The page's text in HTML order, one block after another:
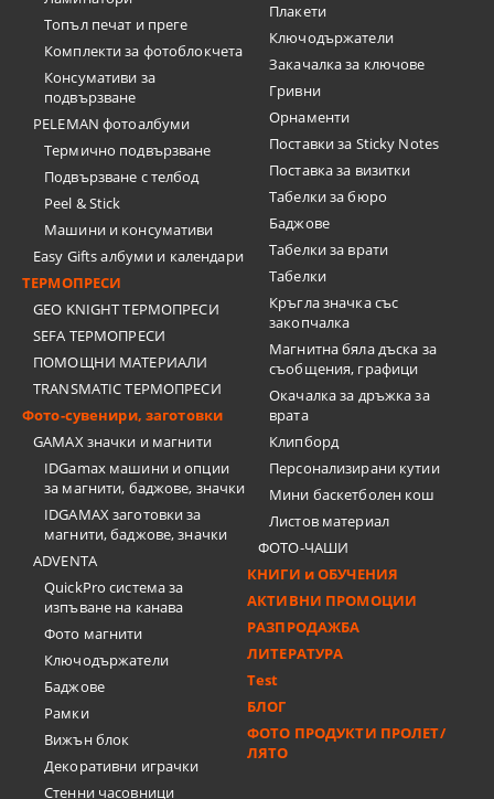
Топъл печат и преге
Комплекти за фотоблокчета
Консумативи за
подвързване
PELEMAN фотоалбуми
Термично подвързване
Подвързване с телбод
Peel & Stick
Машини и консумативи
Easy Gifts албуми и календари
ТЕРМОПРЕСИ
GEO KNIGHT ТЕРМОПРЕСИ
SEFA ТЕРМОПРЕСИ
ПОМОЩНИ МАТЕРИАЛИ
TRANSMATIC ТЕРМОПРЕСИ
Фото-сувенири, заготовки
GAMAX значки и магнити
IDGamax машини и опции
за магнити, баджове, значки
IDGAMAX заготовки за
магнити, баджове, значки
ADVENTA
QuickPro система за
изпъване на канава
Фото магнити
Ключодържатели
Баджове
Рамки
Вижън блок
Декоративни играчки
Стенни часовници
Плакети
Ключодържатели
Закачалка за ключове
Гривни
Орнаменти
Поставки за Sticky Notes
Поставка за визитки
Tабелки за бюро
Баджове
Табелки за врати
Табелки
Кръгла значка със
закопчалка
Магнитна бяла дъска за
съобщения, графици
Окачалка за дръжка за
врата
Клипборд
Персонализирани кутии
Мини баскетболен кош
Листов материал
ФОТО-ЧАШИ
КНИГИ и ОБУЧЕНИЯ
АКТИВНИ ПРОМОЦИИ
РАЗПРОДАЖБА
ЛИТЕРАТУРА
Test
БЛОГ
ФОТО ПРОДУКТИ ПРОЛЕТ/
ЛЯТО